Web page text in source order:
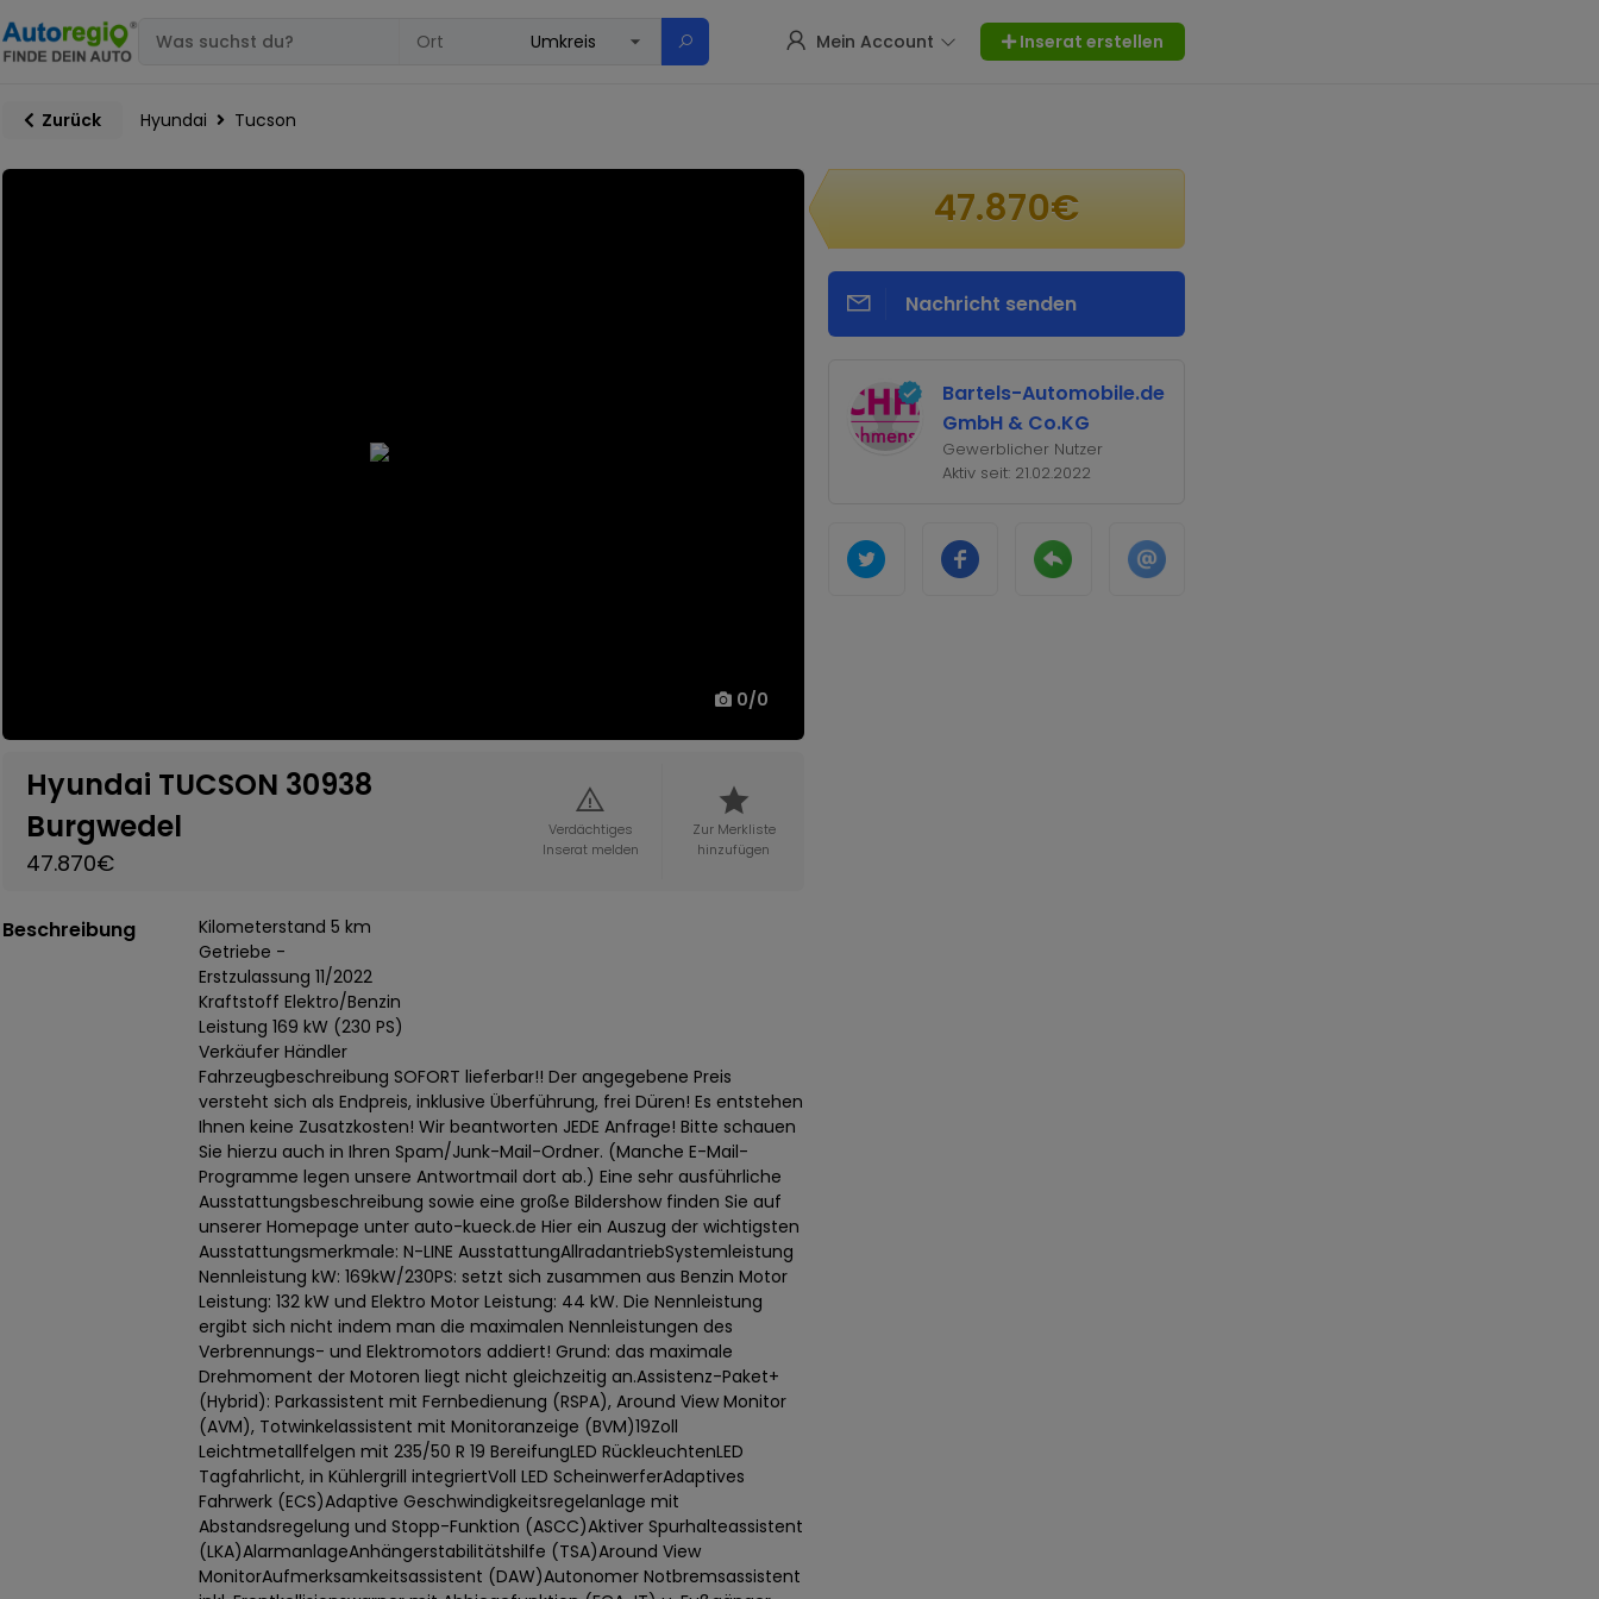
Mein Account Inserat erstellen
Zurück Hyundai Tucson
0/0
Hyundai TUCSON 30938
Burgwedel
47.870€
Verdächtiges
Inserat melden
Zur Merkliste
hinzufügen
Beschreibung
Kilometerstand 5 km
Getriebe -
Erstzulassung 11/2022
Kraftstoff Elektro/Benzin
Leistung 169 kW (230 PS)
Verkäufer Händler
Fahrzeugbeschreibung SOFORT lieferbar!! Der angegebene Preis
versteht sich als Endpreis, inklusive Überführung, frei Düren! Es entstehen
Ihnen keine Zusatzkosten! Wir beantworten JEDE Anfrage! Bitte schauen
Sie hierzu auch in Ihren Spam/Junk-Mail-Ordner. (Manche E-Mail-
Programme legen unsere Antwortmail dort ab.) Eine sehr ausführliche
Ausstattungsbeschreibung sowie eine große Bildershow finden Sie auf
unserer Homepage unter auto-kueck.de Hier ein Auszug der wichtigsten
Ausstattungsmerkmale: N-LINE AusstattungAllradantriebSystemleistung
Nennleistung kW: 169kW/230PS: setzt sich zusammen aus Benzin Motor
Leistung: 132 kW und Elektro Motor Leistung: 44 kW. Die Nennleistung
ergibt sich nicht indem man die maximalen Nennleistungen des
Verbrennungs- und Elektromotors addiert! Grund: das maximale
Drehmoment der Motoren liegt nicht gleichzeitig an.Assistenz-Paket+
(Hybrid): Parkassistent mit Fernbedienung (RSPA), Around View Monitor
(AVM), Totwinkelassistent mit Monitoranzeige (BVM)19Zoll
Leichtmetallfelgen mit 235/50 R 19 BereifungLED RückleuchtenLED
Tagfahrlicht, in Kühlergrill integriertVoll LED ScheinwerferAdaptives
Fahrwerk (ECS)Adaptive Geschwindigkeitsregelanlage mit
Abstandsregelung und Stopp-Funktion (ASCC)Aktiver Spurhalteassistent
(LKA)AlarmanlageAnhängerstabilitätshilfe (TSA)Around View
MonitorAufmerksamkeitsassistent (DAW)Autonomer Notbremsassistent
47.870€
Nachricht senden
Bartels-Automobile.de
GmbH & Co.KG
Gewerblicher Nutzer
Aktiv seit: 21.02.2022